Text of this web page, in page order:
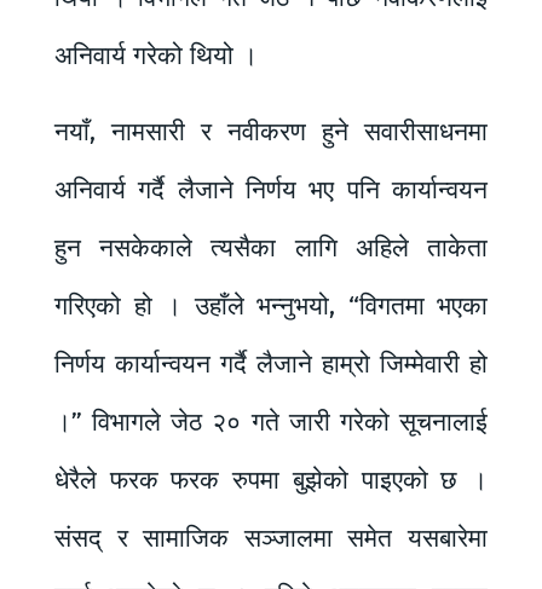
अनिवार्य गरेको थियो ।
नयाँ, नामसारी र नवीकरण हुने सवारीसाधनमा
अनिवार्य गर्दै लैजाने निर्णय भए पनि कार्यान्वयन
हुन नसकेकाले त्यसैका लागि अहिले ताकेता
गरिएको हो । उहाँले भन्नुभयो, “विगतमा भएका
निर्णय कार्यान्वयन गर्दै लैजाने हाम्रो जिम्मेवारी हो
।” विभागले जेठ २० गते जारी गरेको सूचनालाई
धेरैले फरक फरक रुपमा बुझेको पाइएको छ ।
संसद् र सामाजिक सञ्जालमा समेत यसबारेमा